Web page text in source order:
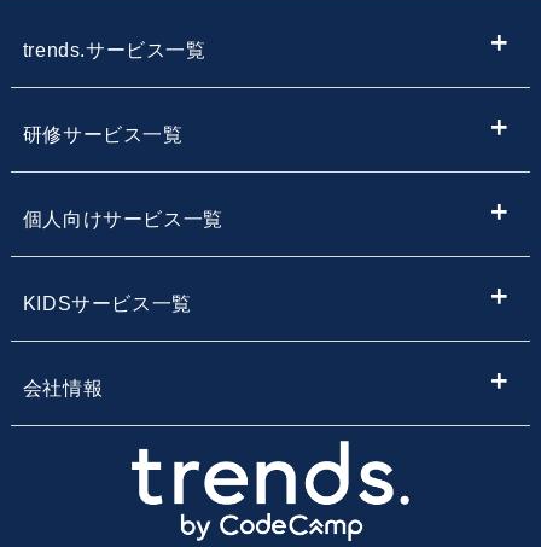
trends.サービス一覧
子供向けプログラミング教室を探す
地域・エリア名から子供向けプログラミングスクールを
路線から子供向けプログラミングスクールを探す
研修サービス一覧
【企業向け】DX社員研修 - 法人向け人材育成
業務改善・効率化研修
個人向けサービス一覧
エンジニア転職コース
KIDSサービス一覧
小学生・中学生のためのオンラインプログラミングスク
小学生・中学生向けFCプログラミング教室
会社情報